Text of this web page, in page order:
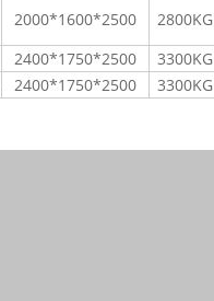
2000*1600*2500 2800KG
2400*1750*2500 3300KG
2400*1750*2500 3300KG